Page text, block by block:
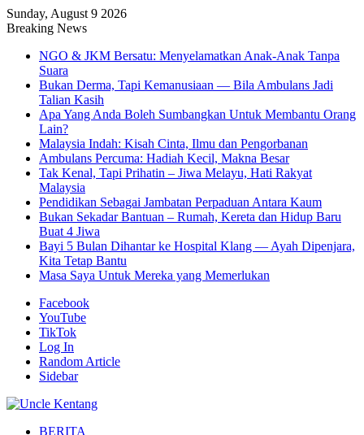
Sunday, August 9 2026
Breaking News
NGO & JKM Bersatu: Menyelamatkan Anak-Anak Tanpa
Suara
Bukan Derma, Tapi Kemanusiaan — Bila Ambulans Jadi
Talian Kasih
Apa Yang Anda Boleh Sumbangkan Untuk Membantu Orang
Lain?
Malaysia Indah: Kisah Cinta, Ilmu dan Pengorbanan
Ambulans Percuma: Hadiah Kecil, Makna Besar
Tak Kenal, Tapi Prihatin – Jiwa Melayu, Hati Rakyat
Malaysia
Pendidikan Sebagai Jambatan Perpaduan Antara Kaum
Bukan Sekadar Bantuan – Rumah, Kereta dan Hidup Baru
Buat 4 Jiwa
Bayi 5 Bulan Dihantar ke Hospital Klang — Ayah Dipenjara,
Kita Tetap Bantu
Masa Saya Untuk Mereka yang Memerlukan
Facebook
YouTube
TikTok
Log In
Random Article
Sidebar
BERITA